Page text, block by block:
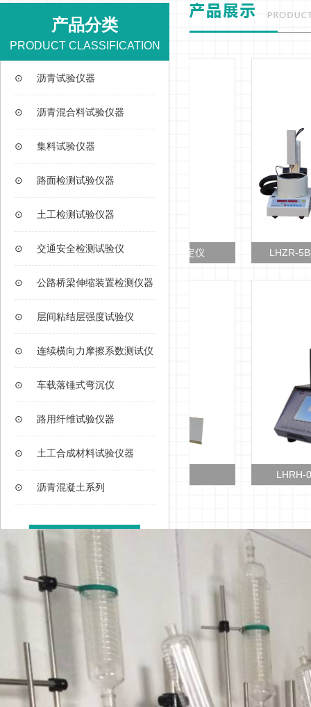
产品分类
PRODUCT CLASSIFICATION
⊙ 沥青试验仪器
⊙ 沥青混合料试验仪器
⊙ 集料试验仪器
⊙ 路面检测试验仪器
⊙ 土工检测试验仪器
⊙ 交通安全检测试验仪
⊙ 公路桥梁伸缩装置检测仪器
⊙ 层间粘结层强度试验仪
⊙ 连续横向力摩擦系数测试仪
⊙ 车载落锤式弯沉仪
⊙ 路用纤维试验仪器
⊙ 土工合成材料试验仪器
⊙ 沥青混凝土系列
查看更多>>
LHZR-5型 电脑沥青针入度测定仪 LHZR-5B型 高低
LHRH-0606F型